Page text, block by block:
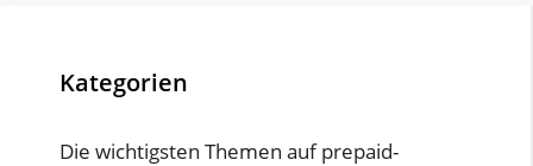
Kategorien
Die wichtigsten Themen auf prepaid-